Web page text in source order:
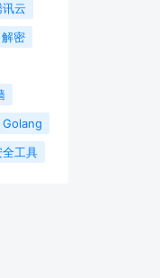
讯云
解密
Golang
工具